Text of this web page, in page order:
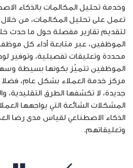
وخدمة تحليل المكالمات بالذكاء
تعمل على تحليل المكالمات، من
لتقديم تقارير مفصلة حول ما حدث
الموظفين، عبر متابعة أداء كل
محددة وتعليقات تفصيلية، وتوفير
الموظفين تتميّز بكونها بسيطة
مركز خدمة العملاء بشكل عام،
جديدة، لا تكشفها الطرق التقليدية،
المشكلات الشائعة التي يواجهها
الذكاء الاصطناعي لقياس مدى رضا
وتعليقاتهم.